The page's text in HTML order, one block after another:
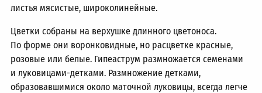
листья мясистые, широколинейные.
Цветки собраны на верхушке длинного цветоноса.
По форме они воронковидные, но расцветке красные,
розовые или белые. Гипеаструм размножается семенами
и луковицами-детками. Размножение детками,
образовавшимися около маточной луковицы, всегда легче